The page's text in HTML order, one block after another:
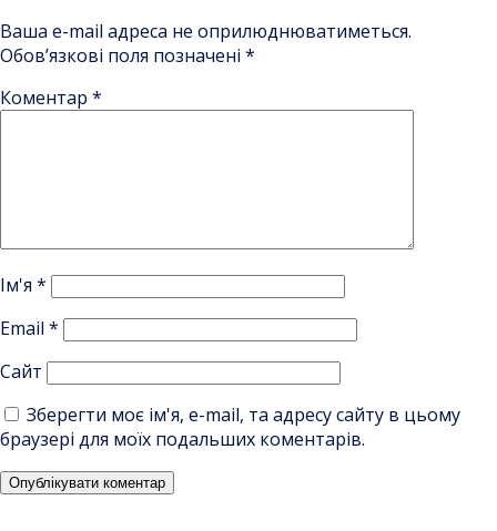
Ваша e-mail адреса не оприлюднюватиметься.
Обов’язкові поля позначені *
Коментар *
Ім'я *
Email *
Сайт
Зберегти моє ім'я, e-mail, та адресу сайту в цьому
браузері для моїх подальших коментарів.